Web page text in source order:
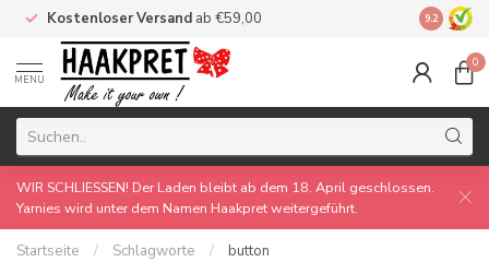
Kostenloser Versand ab €59,00 Made by
9.2
MENU
0
WIR SCHLIESSEN! Der Laden bleibt ab dem 18. April geschlossen.
Yarnies wird unter dem Namen Haakpret weitergeführt.
Startseite / Schlagworte / button